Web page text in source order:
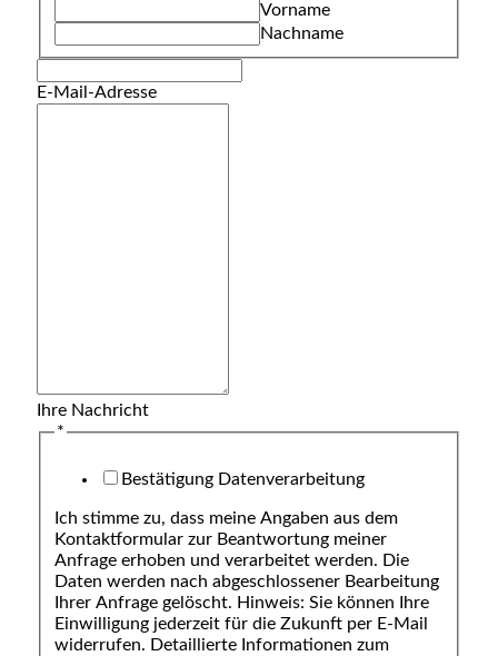
Vorname
Nachname
E-Mail-Adresse
Ihre Nachricht
*
Bestätigung Datenverarbeitung
Ich stimme zu, dass meine Angaben aus dem
Kontaktformular zur Beantwortung meiner
Anfrage erhoben und verarbeitet werden. Die
Daten werden nach abgeschlossener Bearbeitung
Ihrer Anfrage gelöscht. Hinweis: Sie können Ihre
Einwilligung jederzeit für die Zukunft per E-Mail
widerrufen. Detaillierte Informationen zum